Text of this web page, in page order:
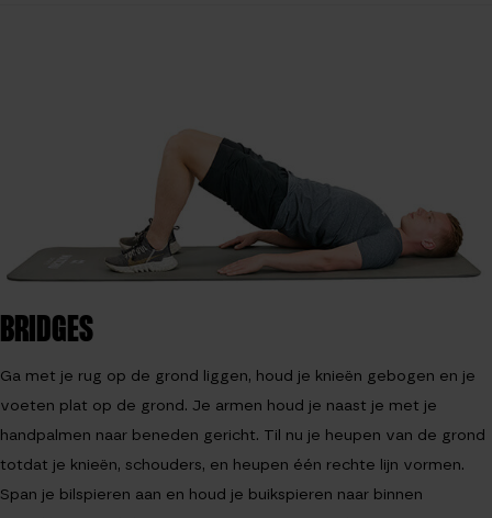
BRIDGES
Ga met je rug op de grond liggen, houd je knieën gebogen en je
voeten plat op de grond. Je armen houd je naast je met je
handpalmen naar beneden gericht. Til nu je heupen van de grond
totdat je knieën, schouders, en heupen één rechte lijn vormen.
Span je bilspieren aan en houd je buikspieren naar binnen